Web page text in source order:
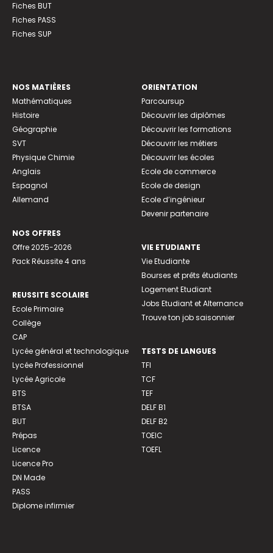
Fiches BUT
Fiches PASS
Fiches SUP
NOS MATIÈRES
Mathématiques
Histoire
Géographie
SVT
Physique Chimie
Anglais
Espagnol
Allemand
NOS OFFRES
Offre 2025-2026
Pack Réussite 4 ans
REUSSITE SCOLAIRE
Ecole Primaire
Collège
CAP
Lycée général et technologique
Lycée Professionnel
Lycée Agricole
BTS
BTSA
BUT
Prépas
Licence
Licence Pro
DN Made
PASS
Diplome infirmier
ORIENTATION
Parcoursup
Découvrir les diplômes
Découvrir les formations
Découvrir les métiers
Découvrir les écoles
Ecole de commerce
Ecole de design
Ecole d’ingénieur
Devenir partenaire
VIE ETUDIANTE
Vie Etudiante
Bourses et prêts étudiants
Logement Etudiant
Jobs Etudiant et Alternance
Trouve ton job saisonnier
TESTS DE LANGUES
TFI
TCF
TEF
DELF B1
DELF B2
TOEIC
TOEFL